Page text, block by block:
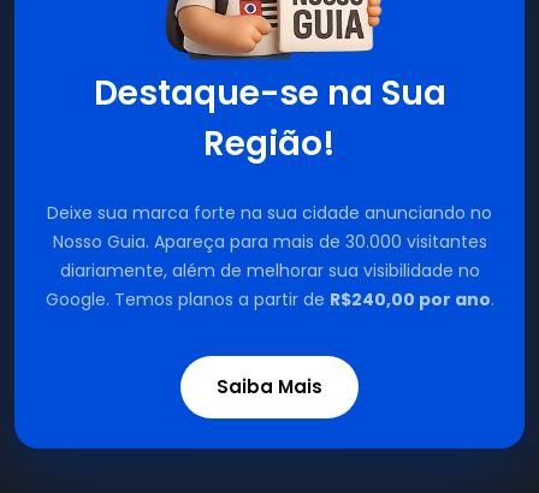
Destaque-se na Sua
Região!
Deixe sua marca forte na sua cidade anunciando no
Nosso Guia. Apareça para mais de 30.000 visitantes
diariamente, além de melhorar sua visibilidade no
Google. Temos planos a partir de R$240,00 por ano.
Saiba Mais